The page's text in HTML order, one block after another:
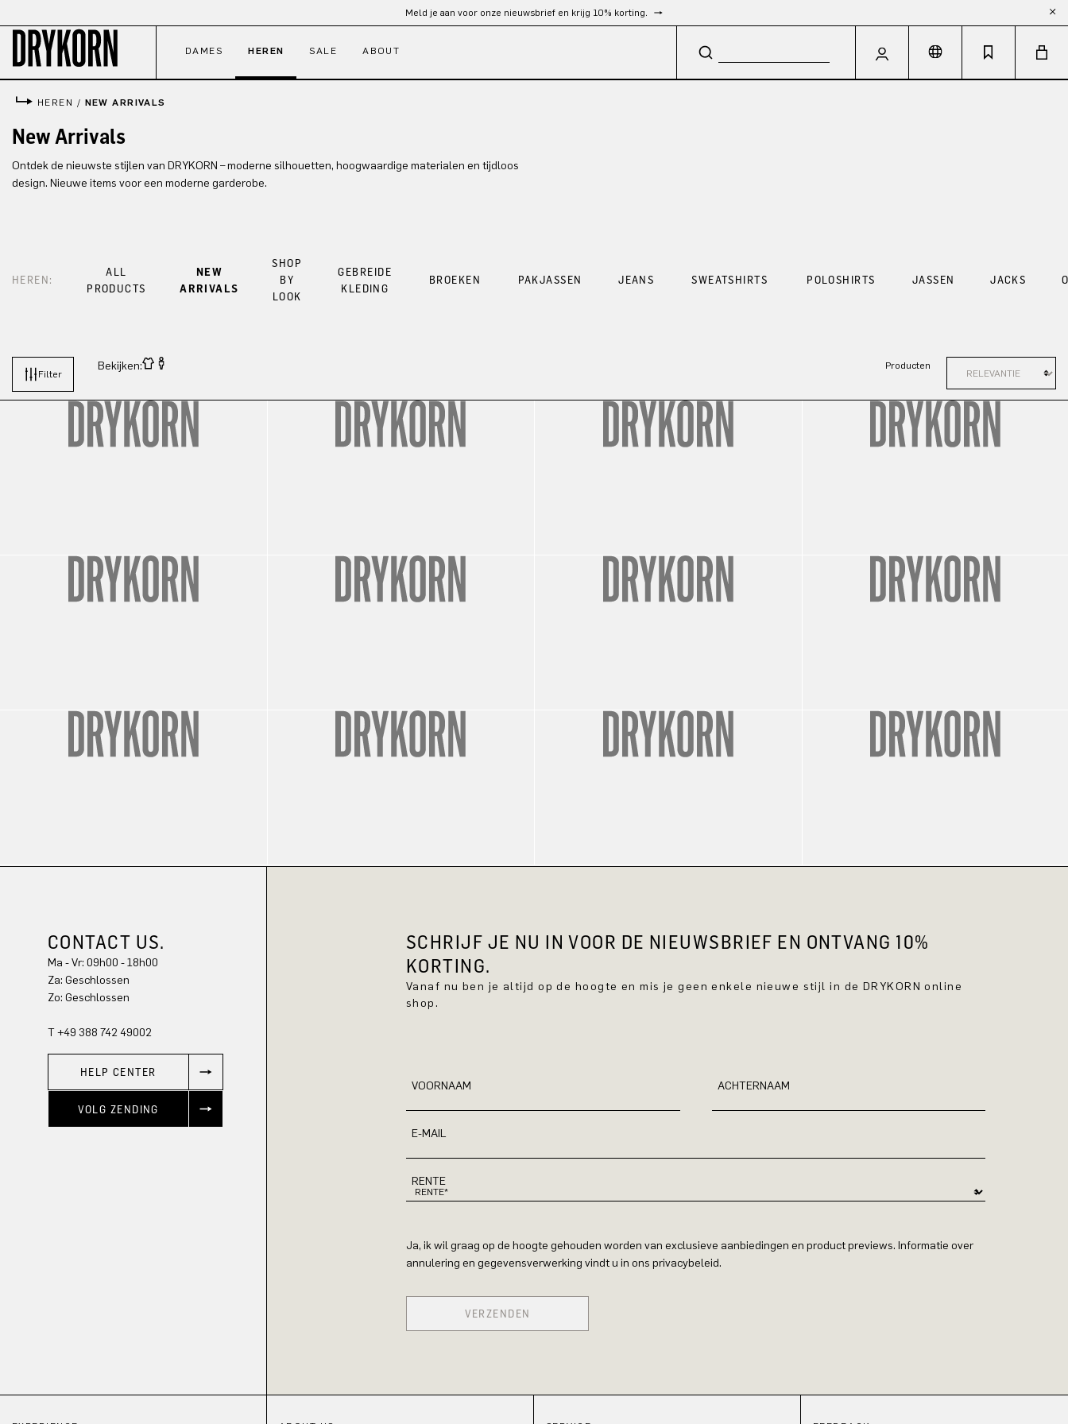
Meld je aan voor onze nieuwsbrief en krijg 10% korting.
DAMES HEREN SALE ABOUT
HEREN / NEW ARRIVALS
New Arrivals
Ontdek de nieuwste stijlen van DRYKORN – moderne silhouetten, hoogwaardige materialen en tijdloos
design. Nieuwe items voor een moderne garderobe.
HEREN:
ALL
PRODUCTS
NEW
ARRIVALS
SHOP
BY
LOOK
GEBREIDE
KLEDING
BROEKEN PAKJASSEN JEANS SWEATSHIRTS POLOSHIRTS JASSEN JACKS
Filter
Bekijken: Producten
CONTACT US.
Ma - Vr: 09h00 - 18h00
Za: Geschlossen
Zo: Geschlossen
T +49 388 742 49002
HELP CENTER
VOLG ZENDING
SCHRIJF JE NU IN VOOR DE NIEUWSBRIEF EN ONTVANG 10%
KORTING.
Vanaf nu ben je altijd op de hoogte en mis je geen enkele nieuwe stijl in de DRYKORN online
shop.
VOORNAAM ACHTERNAAM
E-MAIL
RENTE
Ja, ik wil graag op de hoogte gehouden worden van exclusieve aanbiedingen en product previews. Informatie over
annulering en gegevensverwerking vindt u in ons privacybeleid.
VERZENDEN